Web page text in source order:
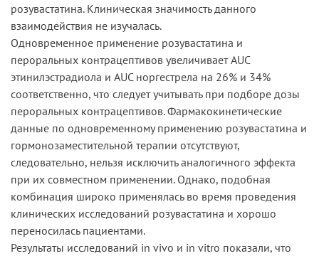
розувастатина. Клиническая значимость данного
взаимодействия не изучалась.
Одновременное применение розувастатина и
пероральных контрацептивов увеличивает AUC
этинилэстрадиола и AUC норгестрела на 26% и 34%
соответственно, что следует учитывать при подборе дозы
пероральных контрацептивов. Фармакокинетические
данные по одновременному применению розувастатина и
гормонозаместительной терапии отсутствуют,
следовательно, нельзя исключить аналогичного эффекта
при их совместном применении. Однако, подобная
комбинация широко применялась во время проведения
клинических исследований розувастатина и хорошо
переносилась пациентами.
Результаты исследований in vivo и in vitro показали, что